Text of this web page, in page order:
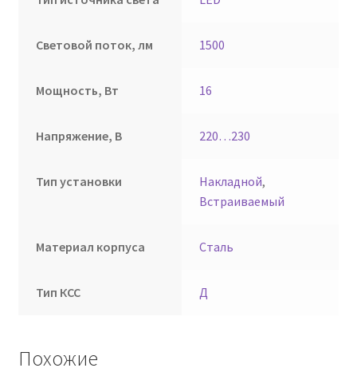
Световой поток, лм 1500
Мощность, Вт 16
Напряжение, В 220…230
Тип установки Накладной,
Встраиваемый
Материал корпуса Сталь
Тип КСС Д
Похожие